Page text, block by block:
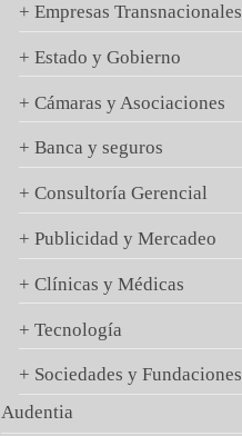
+ Empresas Transnacionales
+ Estado y Gobierno
+ Cámaras y Asociaciones
+ Banca y seguros
+ Consultoría Gerencial
+ Publicidad y Mercadeo
+ Clínicas y Médicas
+ Tecnología
+ Sociedades y Fundaciones
Audentia